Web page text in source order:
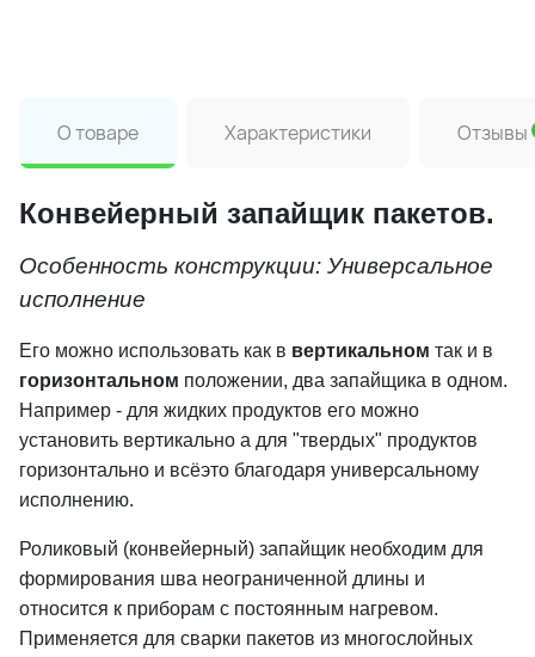
О товаре Характеристики Отзывы
Конвейерный запайщик пакетов.
Особенность конструкции: Универсальное
исполнение
Его можно использовать как в вертикальном так и в
горизонтальном положении, два запайщика в одном.
Например - для жидких продуктов его можно
установить вертикально а для "твердых" продуктов
горизонтально и всёэто благодаря универсальному
исполнению.
Роликовый (конвейерный) запайщик необходим для
формирования шва неограниченной длины и
относится к приборам с постоянным нагревом.
Применяется для сварки пакетов из многослойных